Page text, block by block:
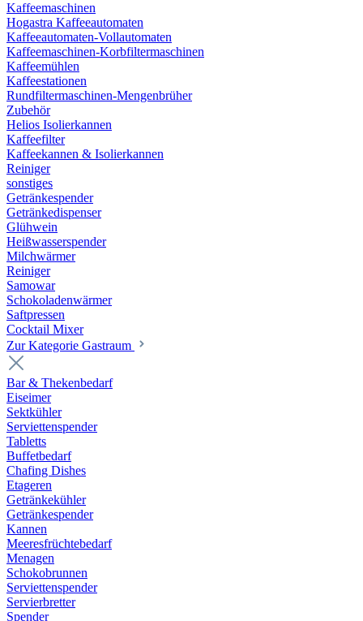
Kaffeemaschinen
Hogastra Kaffeeautomaten
Kaffeeautomaten-Vollautomaten
Kaffeemaschinen-Korbfiltermaschinen
Kaffeemühlen
Kaffeestationen
Rundfiltermaschinen-Mengenbrüher
Zubehör
Helios Isolierkannen
Kaffeefilter
Kaffeekannen & Isolierkannen
Reiniger
sonstiges
Getränkespender
Getränkedispenser
Glühwein
Heißwasserspender
Milchwärmer
Reiniger
Samowar
Schokoladenwärmer
Saftpressen
Cocktail Mixer
Zur Kategorie Gastraum
Bar & Thekenbedarf
Eiseimer
Sektkühler
Serviettenspender
Tabletts
Buffetbedarf
Chafing Dishes
Etageren
Getränkekühler
Getränkespender
Kannen
Meeresfrüchtebedarf
Menagen
Schokobrunnen
Serviettenspender
Servierbretter
Spender